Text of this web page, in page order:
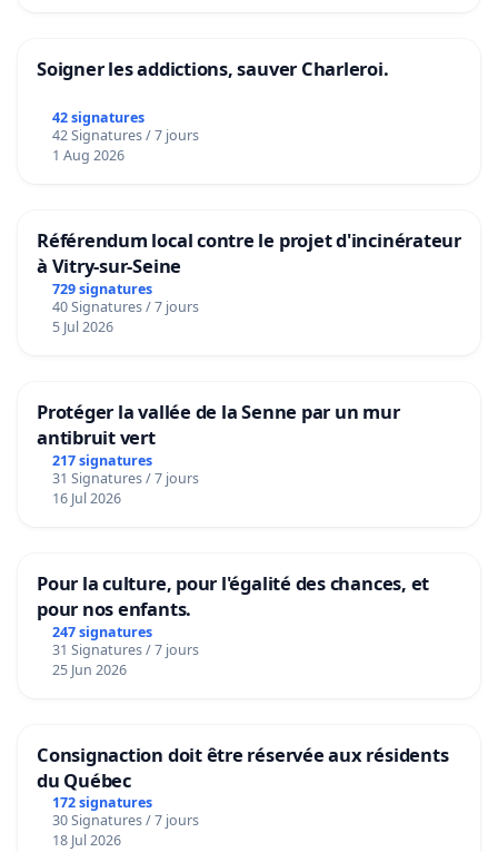
Soigner les addictions, sauver Charleroi.
42 signatures
42 Signatures / 7 jours
1 Aug 2026
Référendum local contre le projet d'incinérateur
à Vitry-sur-Seine
729 signatures
40 Signatures / 7 jours
5 Jul 2026
Protéger la vallée de la Senne par un mur
antibruit vert
217 signatures
31 Signatures / 7 jours
16 Jul 2026
Pour la culture, pour l'égalité des chances, et
pour nos enfants.
247 signatures
31 Signatures / 7 jours
25 Jun 2026
Consignaction doit être réservée aux résidents
du Québec
172 signatures
30 Signatures / 7 jours
18 Jul 2026